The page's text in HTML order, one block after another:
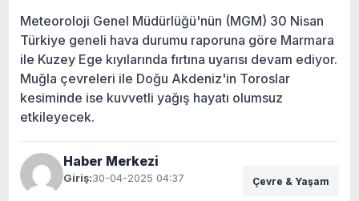
Meteoroloji Genel Müdürlüğü'nün (MGM) 30 Nisan
Türkiye geneli hava durumu raporuna göre Marmara
ile Kuzey Ege kıyılarında fırtına uyarısı devam ediyor.
Muğla çevreleri ile Doğu Akdeniz'in Toroslar
kesiminde ise kuvvetli yağış hayatı olumsuz
etkileyecek.
Haber Merkezi
Giriş:30-04-2025 04:37 Çevre & Yaşam